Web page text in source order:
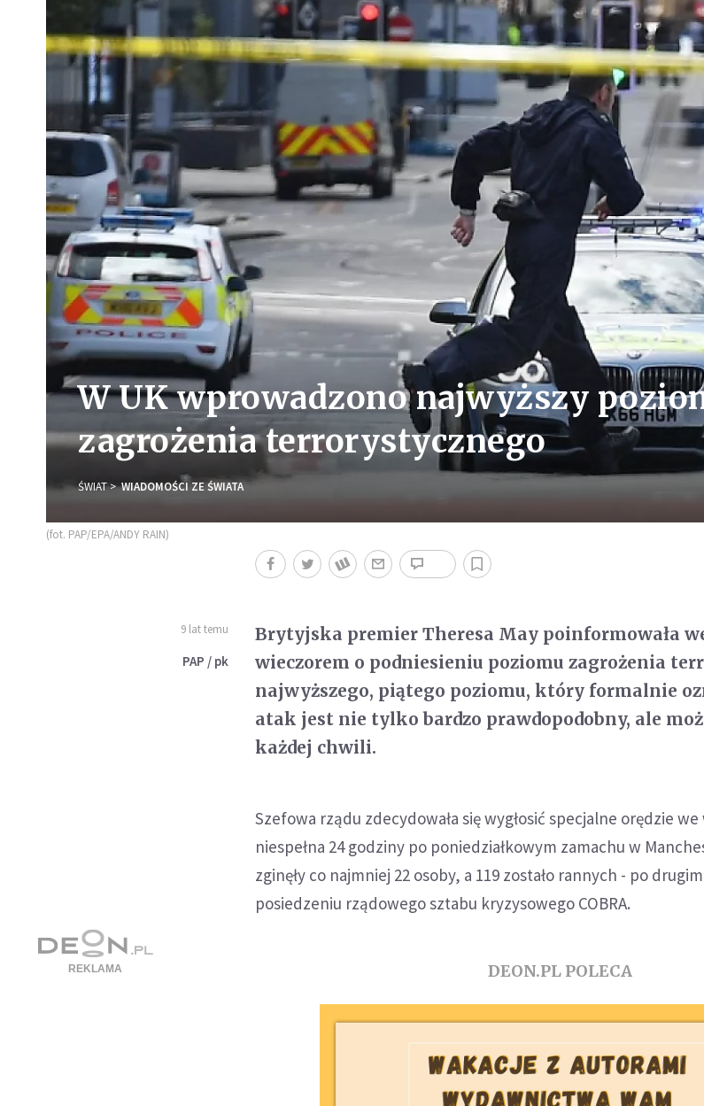
W UK wprowadzono najwyższy
zagrożenia terrorystycznego
ŚWIAT WIADOMOŚCI ZE ŚWIATA
(fot. PAP/EPA/ANDY RAIN)
9 lat temu
PAP / pk
Brytyjska premier Theresa May poinformowała
wieczorem o podniesieniu poziomu zagrożenia
najwyższego, piątego poziomu, który formalnie
atak jest nie tylko bardzo prawdopodobny, ale
każdej chwili.
Szefowa rządu zdecydowała się wygłosić specjalne orędzie
niespełna 24 godziny po poniedziałkowym zamachu w
zginęły co najmniej 22 osoby, a 119 zostało rannych - po
posiedzeniu rządowego sztabu kryzysowego COBRA.
DEON.PL POLECA